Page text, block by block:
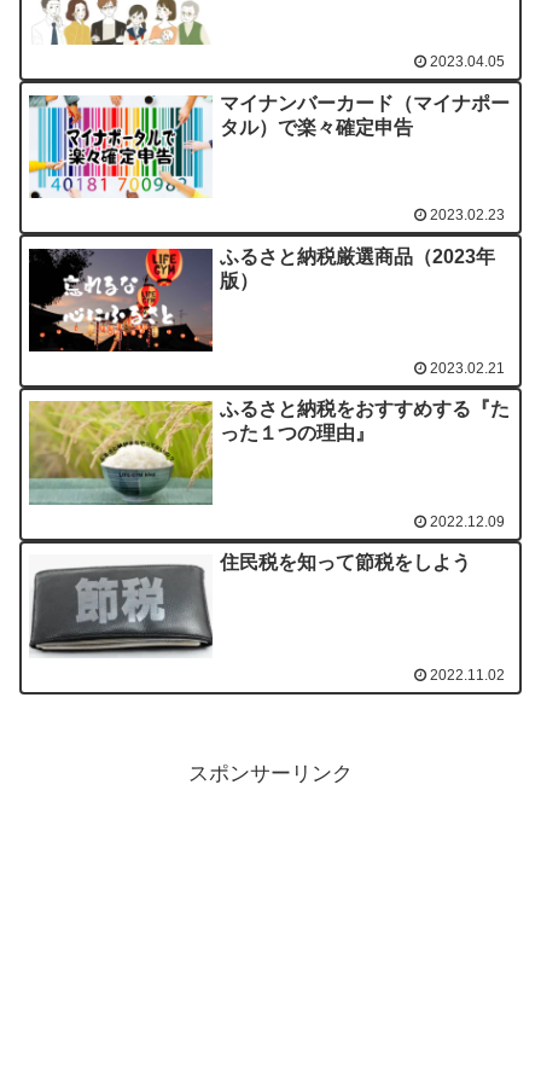
2023.04.05
マイナンバーカード（マイナポー
タル）で楽々確定申告
2023.02.23
ふるさと納税厳選商品（2023年
版）
2023.02.21
ふるさと納税をおすすめする『た
った１つの理由』
2022.12.09
住民税を知って節税をしよう
2022.11.02
スポンサーリンク